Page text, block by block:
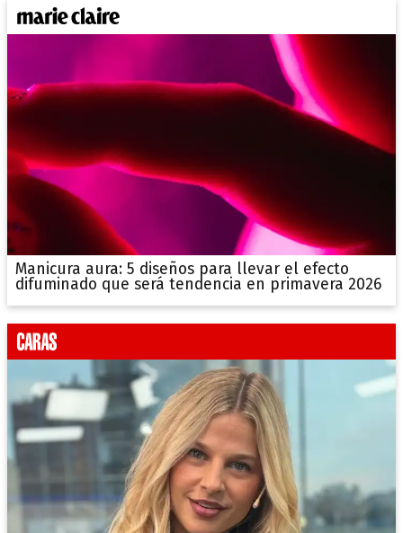
Manicura aura: 5 diseños para llevar el efecto
difuminado que será tendencia en primavera 2026